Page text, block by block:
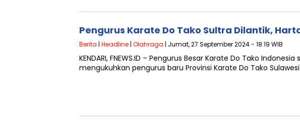
Pengurus Karate Do Tako Sultra Dilantik,
Berita | Headline | Olahraga | Jumat, 27 September 2024 - 18:19 WIB
KENDARI, FNEWS.ID – Pengurus Besar Karate Do Tako
mengukuhkan pengurus baru Provinsi Karate Do Tako